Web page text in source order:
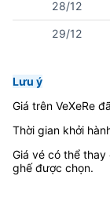
28/12
29/12
Lưu ý
Giá trên VeXeRe
Thời gian khởi
Giá vé có thể
ghế được chọn.